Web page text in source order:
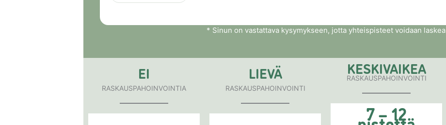
* Sinun on vastattava kysymykseen, jotta yhteispisteet voidaan laskea
EI
RASKAUSPAHOINVOINTIA
LIEVÄ
RASKAUSPAHOINVOINTI
KESKIVAIKEA
RASKAUSPAHOINVOINTI
7 – 12